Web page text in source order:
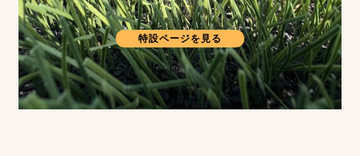
特設ページを見る